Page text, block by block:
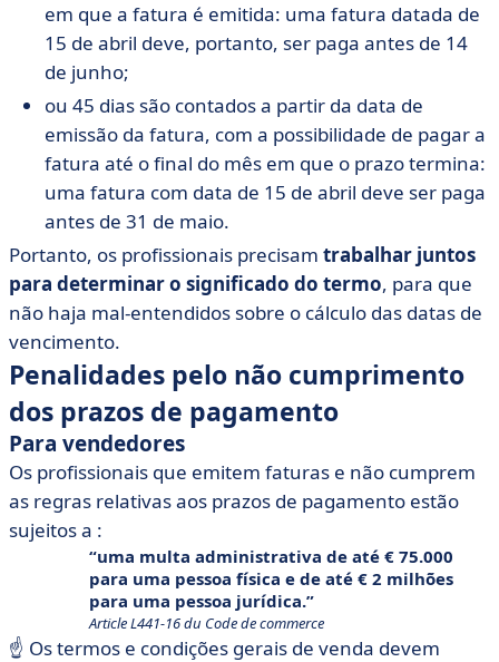
em que a fatura é emitida: uma fatura datada de
15 de abril deve, portanto, ser paga antes de 14
de junho;
ou 45 dias são contados a partir da data de
emissão da fatura, com a possibilidade de pagar a
fatura até o final do mês em que o prazo termina:
uma fatura com data de 15 de abril deve ser paga
antes de 31 de maio.
Portanto, os profissionais precisam trabalhar juntos
para determinar o significado do termo, para que
não haja mal-entendidos sobre o cálculo das datas de
vencimento.
Penalidades pelo não cumprimento
dos prazos de pagamento
Para vendedores
Os profissionais que emitem faturas e não cumprem
as regras relativas aos prazos de pagamento estão
sujeitos a :
uma multa administrativa de até € 75.000
para uma pessoa física e de até € 2 milhões
para uma pessoa jurídica.
Article L441-16 du Code de commerce
☝️ Os termos e condições gerais de venda devem